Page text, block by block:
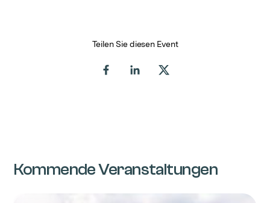
Teilen Sie diesen Event
Share on Facebook
Share on LinkedIn
Share on X (Twitter)
Kommende Veranstaltungen